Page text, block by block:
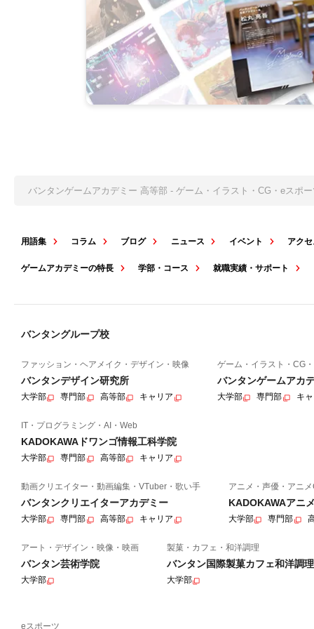
バンタンゲームアカデミー 高等部 - ゲーム・イラスト・CG・eスポ
用語集 コラム ブログ ニュース イベント アク
ゲームアカデミーの特長 学部・コース 就職実績・サポート
バンタングループ校
ファッション・ヘアメイク・デザイン・映像
バンタンデザイン研究所
大学部 専門部 高等部 キャリア
ゲーム・イラスト・CG
バンタンゲームアカ
大学部 専門部 キ
IT・プログラミング・AI・Web
KADOKAWAドワンゴ情報工科学院
大学部 専門部 高等部 キャリア
動画クリエイター・動画編集・VTuber・歌い手
バンタンクリエイターアカデミー
大学部 専門部 高等部 キャリア
アニメ・声優・アニ
KADOKAWAアニ
大学部 専門部
アート・デザイン・映像・映画
バンタン芸術学院
大学部
製菓・カフェ・和洋調理
バンタン国際製菓カフェ和洋調
大学部
eスポーツ